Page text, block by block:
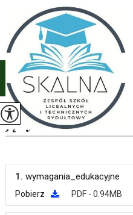
Home Uczeń
język włoski
1. wymagania_edukacyjne
Pobierz PDF - 0.94MB